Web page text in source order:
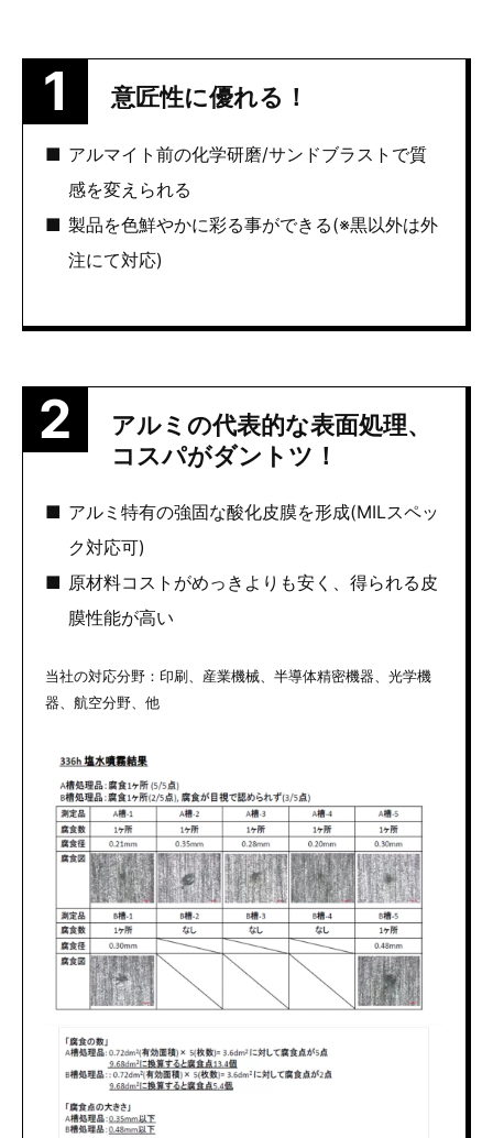
意匠性に優れる！
アルマイト前の化学研磨/サンドブラストで質
感を変えられる
製品を色鮮やかに彩る事ができる(※黒以外は外
注にて対応)
アルミの代表的な表面処理、
コスパがダントツ！
アルミ特有の強固な酸化皮膜を形成(MILスペッ
ク対応可)
原材料コストがめっきよりも安く、得られる皮
膜性能が高い
当社の対応分野：印刷、産業機械、半導体精密機器、光学機
器、航空分野、他